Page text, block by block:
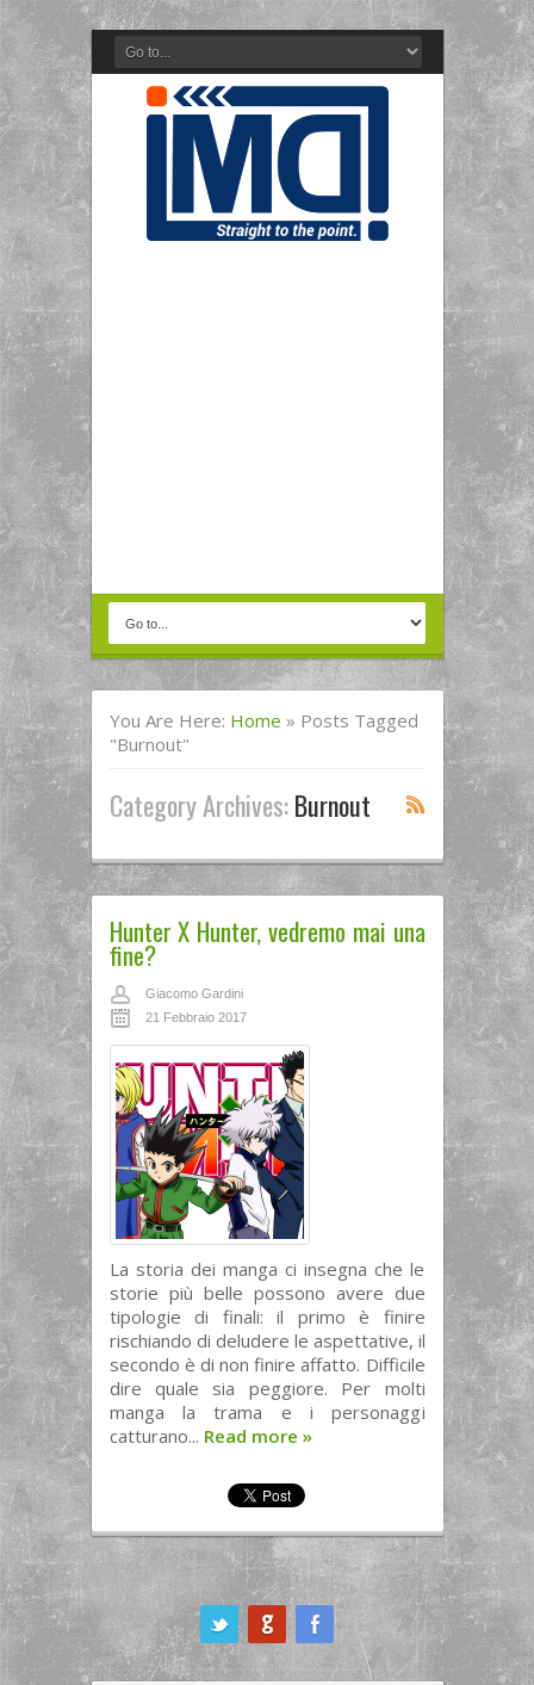
You Are Here: Home » Posts Tagged
"burnout"
Category Archives:Burnout
Hunter X Hunter, vedremo mai una
fine?
Giacomo Gardini
21 Febbraio 2017
La storia dei manga ci insegna che le
storie più belle possono avere due
tipologie di finali: il primo è finire
rischiando di deludere le aspettative, il
secondo è di non finire affatto. Difficile
dire quale sia peggiore. Per molti
manga la trama e i personaggi
catturano... Read more »